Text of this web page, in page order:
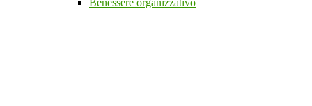
Benessere organizzativo